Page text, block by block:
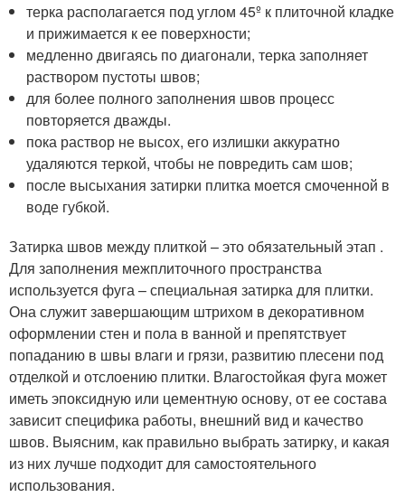
терка располагается под углом 45º к плиточной кладке
и прижимается к ее поверхности;
медленно двигаясь по диагонали, терка заполняет
раствором пустоты швов;
для более полного заполнения швов процесс
повторяется дважды.
пока раствор не высох, его излишки аккуратно
удаляются теркой, чтобы не повредить сам шов;
после высыхания затирки плитка моется смоченной в
воде губкой.
Затирка швов между плиткой – это обязательный этап .
Для заполнения межплиточного пространства
используется фуга – специальная затирка для плитки.
Она служит завершающим штрихом в декоративном
оформлении стен и пола в ванной и препятствует
попаданию в швы влаги и грязи, развитию плесени под
отделкой и отслоению плитки. Влагостойкая фуга может
иметь эпоксидную или цементную основу, от ее состава
зависит специфика работы, внешний вид и качество
швов. Выясним, как правильно выбрать затирку, и какая
из них лучше подходит для самостоятельного
использования.